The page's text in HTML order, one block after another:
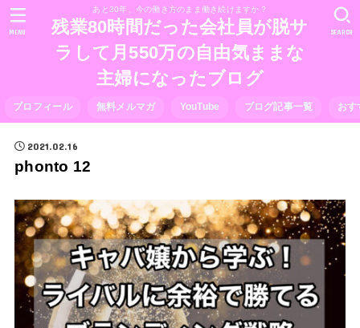
あと30年、今の働き方のまま働き続けますか？
残業80時間だった会社員が脱サ
ラして月550万の自由気ままな
主婦になったブログ
プロフィール 無料メルマガ YouTube ブログ記事一覧 おす
SEARCH
MENU
2021.02.16
phonto 12